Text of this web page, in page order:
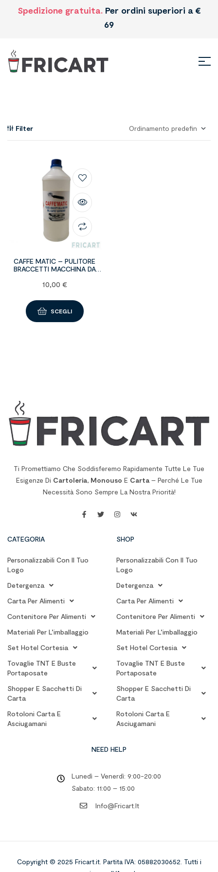
Spedizione gratuita. Per ordini superiori a €
69
Filter
CAFFE MATIC – PULITORE
BRACCETTI MACCHINA DA
10,00 €
SCEGLI
Ti Promettiamo Che Soddisferemo Rapidamente Tutte Le Tue
Esigenze Di Cartoleria, Monouso E Carta– Perché Le Tue
Necessità Sono Sempre La Nostra Priorità!
CATEGORIA
Personalizzabili Con Il Tuo
Logo
Detergenza
Carta Per Alimenti
Contenitore Per Alimenti
Materiali Per L’imballaggio
Set Hotel Cortesia
Tovaglie TNT E Buste
Portaposate
Shopper E Sacchetti Di
Carta
Rotoloni Carta E
Asciugamani
SHOP
Personalizzabili Con Il Tuo
Logo
Detergenza
Carta Per Alimenti
Contenitore Per Alimenti
Materiali Per L’imballaggio
Set Hotel Cortesia
Tovaglie TNT E Buste
Portaposate
Shopper E Sacchetti Di
Carta
Rotoloni Carta E
Asciugamani
NEED HELP
Lunedì – Venerdì: 9:00-20:00
Sabato: 11:00 – 15:00
Info@fricart.it
Copyright © 2025 Fricart.it. Partita IVA: 05882030652. Tutti i